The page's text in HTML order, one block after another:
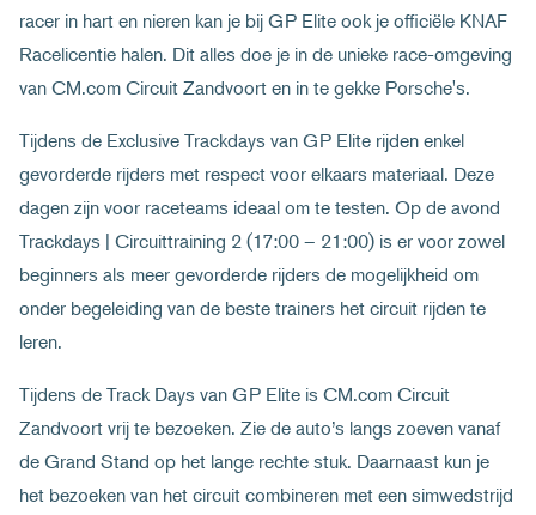
racer in hart en nieren kan je bij GP Elite ook je officiële KNAF
Racelicentie halen. Dit alles doe je in de unieke race-omgeving
van CM.com Circuit Zandvoort en in te gekke Porsche's.
Tijdens de Exclusive Trackdays van GP Elite rijden enkel
gevorderde rijders met respect voor elkaars materiaal. Deze
dagen zijn voor raceteams ideaal om te testen. Op de avond
Trackdays | Circuittraining 2 (17:00 – 21:00) is er voor zowel
beginners als meer gevorderde rijders de mogelijkheid om
onder begeleiding van de beste trainers het circuit rijden te
leren.
Tijdens de Track Days van GP Elite is CM.com Circuit
Zandvoort vrij te bezoeken. Zie de auto’s langs zoeven vanaf
de Grand Stand op het lange rechte stuk. Daarnaast kun je
het bezoeken van het circuit combineren met een simwedstrijd